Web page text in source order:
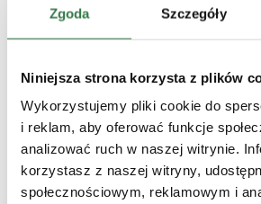
Zgoda Szczegóły
Niniejsza strona korzysta z plików
Wykorzystujemy pliki cookie do
i reklam, aby oferować funkcje
analizować ruch w naszej witrynie.
korzystasz z naszej witryny,
społecznościowym, reklamowym i
Nowa Dąbrowa to szybki dostęp
części oraz John Deere
maszyny w pełnej sprawności przez
+48 785 333 340